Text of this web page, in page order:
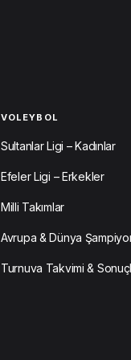
VOLEYBOL
Sultanlar Ligi – Kadınlar
Efeler Ligi – Erkekler
Milli Takımlar
Avrupa & Dünya
Turnuva Takvimi &